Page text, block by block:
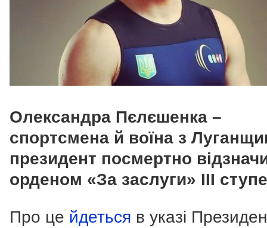
Олександра Пєлєшенка –
спортсмена й воїна з
президент посмертно
орденом «За заслуги» III
Про це йдеться в указі